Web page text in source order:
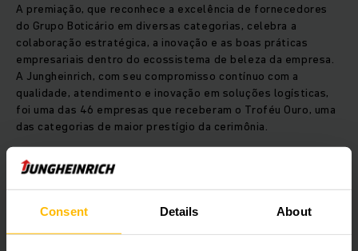
Consent Details About
A premiação, que reconhece a excelência de fornecedores
do Grupo Boticário em diversas categorias, celebra a
colaboração estratégica, a inovação e as boas práticas
empresariais dentro do ecossistema de beleza da empresa.
A Jungheinrich, com seu compromisso contínuo com a
qualidade, atendimento e inovação em soluções logísticas,
foi uma das 46 empresas que receberam o Troféu Ouro, uma
das categorias de maior prestígio da cerimônia.
A cerimônia de premiação deste ano destacou a importância
da parceria e da evolução contínua dos fornecedores do
grupo, com foco em práticas de ESG (ambiental, social e de
a práticas sustentáveis e à melhoria contínua de seus